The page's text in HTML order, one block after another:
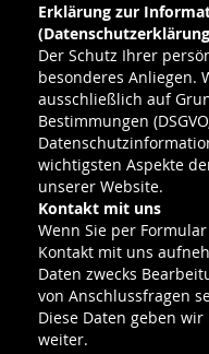
Erklärung zur
Der Schutz Ihrer
besonderes Anliegen.
ausschließlich auf
Bestimmungen
wichtigsten Aspekte
unserer Website.
Kontakt mit uns
Wenn Sie per
Kontakt mit uns
Daten zwecks
von Anschlussfragen
Diese Daten geben
weiter.